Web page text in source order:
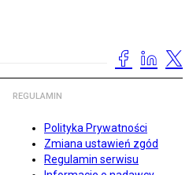
REGULAMIN
Polityka Prywatności
Zmiana ustawień zgód
Regulamin serwisu